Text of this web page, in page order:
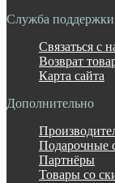
Служба поддержки
Связаться с
Возврат
Карта сайта
Дополнительно
Подарочные
Партнёры
Товары со